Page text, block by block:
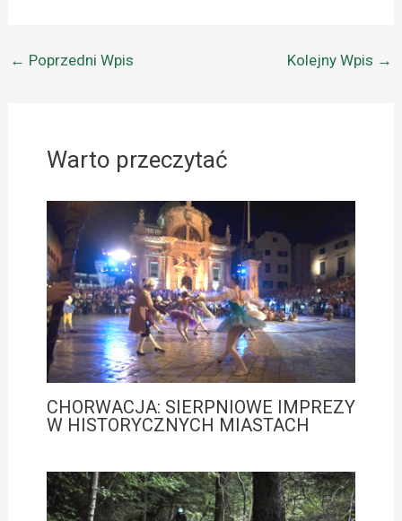
← Poprzedni Wpis Kolejny Wpis →
Warto przeczytać
CHORWACJA: SIERPNIOWE IMPREZY
W HISTORYCZNYCH MIASTACH